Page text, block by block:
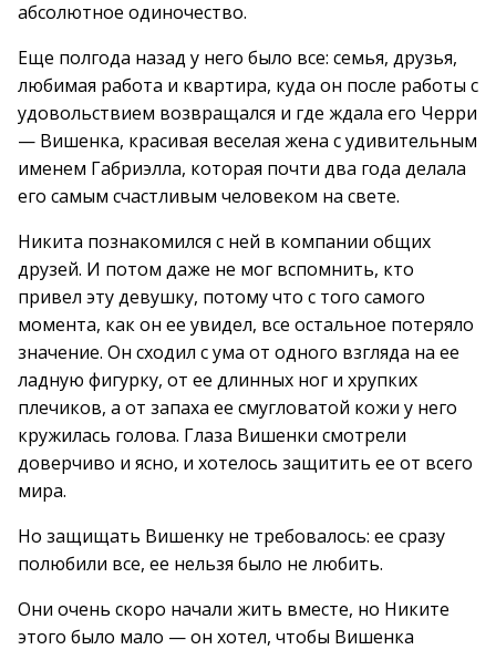
абсолютное одиночество.
Еще полгода назад у него было все: семья, друзья,
любимая работа и квартира, куда он после работы с
удовольствием возвращался и где ждала его Черри
— Вишенка, красивая веселая жена с удивительным
именем Габриэлла, которая почти два года делала
его самым счастливым человеком на свете.
Никита познакомился с ней в компании общих
друзей. И потом даже не мог вспомнить, кто
привел эту девушку, потому что с того самого
момента, как он ее увидел, все остальное потеряло
значение. Он сходил с ума от одного взгляда на ее
ладную фигурку, от ее длинных ног и хрупких
плечиков, а от запаха ее смугловатой кожи у него
кружилась голова. Глаза Вишенки смотрели
доверчиво и ясно, и хотелось защитить ее от всего
мира.
Но защищать Вишенку не требовалось: ее сразу
полюбили все, ее нельзя было не любить.
Они очень скоро начали жить вместе, но Никите
этого было мало — он хотел, чтобы Вишенка